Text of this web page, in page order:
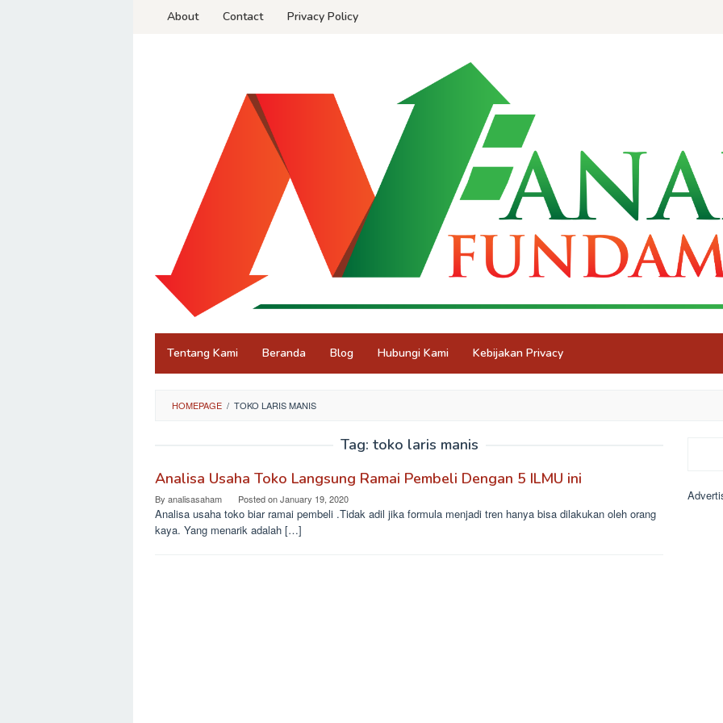
About Contact Privacy Policy
Tentang Kami Beranda Blog Hubungi Kami Kebijakan Privacy
HOMEPAGE / TOKO LARIS MANIS
Tag: toko laris manis
Analisa Usaha Toko Langsung Ramai Pembeli Dengan 5 ILMU ini
By analisasaham Posted onJanuary 19, 2020
Analisa usaha toko biar ramai pembeli .Tidak adil jika formula menjadi tren hanya bisa dilakukan oleh orang
kaya. Yang menarik adalah […]